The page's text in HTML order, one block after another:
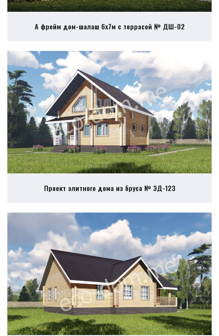
А фрейм дом-шалаш 6х7м с террасой № ДШ-02
Проект элитного дома из бруса № ЭД-123